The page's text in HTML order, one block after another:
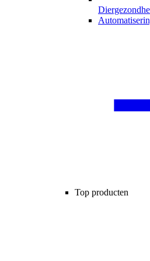
Top producten